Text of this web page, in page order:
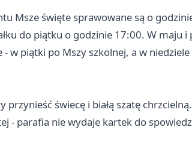
Msze święte sprawowane są o
do piątku o godzinie 17:00. W
- w piątki po Mszy szkolnej, a w
przynieść świecę i białą szatę
- parafia nie wydaje kartek do